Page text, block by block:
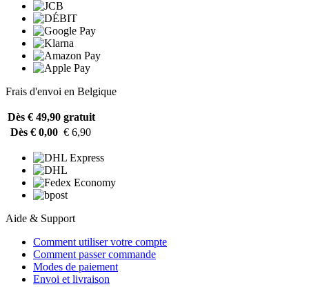
Frais d'envoi en Belgique
Dès € 49,90 gratuit
Dès € 0,00 € 6,90
Aide & Support
Comment utiliser votre compte
Comment passer commande
Modes de paiement
Envoi et livraison